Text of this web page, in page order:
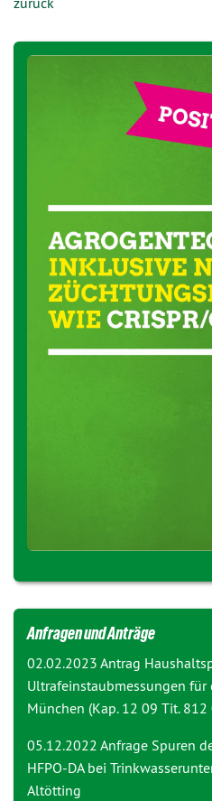
Anfragen und Anträge
02.02.2023 Antrag
Ultrafeinstaubmessungen
München (Kap. 12 09 Tit. 812
05.12.2022 Anfrage Spuren
HFPO-DA bei
Altötting